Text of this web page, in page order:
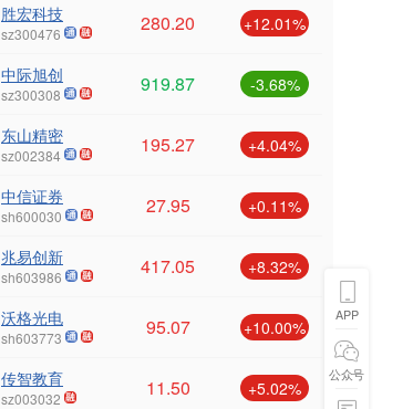
胜宏科技
sz300476 280.20 +12.01%
中际旭创
sz300308 919.87 -3.68%
东山精密
sz002384 195.27 +4.04%
中信证券
sh600030 27.95 +0.11%
兆易创新
sh603986 417.05 +8.32%
沃格光电
sh603773 95.07 +10.00%
传智教育
sz003032 11.50 +5.02%
APP
公众号